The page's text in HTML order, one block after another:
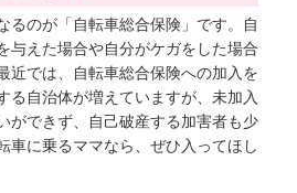
るのが「自転車総合保険」です。自
与えた場合や自分がケガをした場合
近では、自転車総合保険への加入を
る自治体が増えていますが、未加入
ができず、自己破産する加害者も少
車に乗るママなら、ぜひ入ってほし